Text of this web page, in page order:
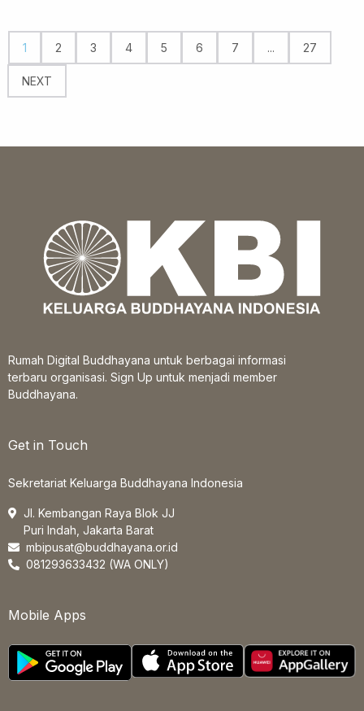
1 2 3 4 5 6 7 ... 27
NEXT
Rumah Digital Buddhayana untuk berbagai informasi
terbaru organisasi. Sign Up untuk menjadi member
Buddhayana.
Get in Touch
Sekretariat Keluarga Buddhayana Indonesia
Jl. Kembangan Raya Blok JJ
Puri Indah, Jakarta Barat
mbipusat@buddhayana.or.id
081293633432 (WA ONLY)
Mobile Apps